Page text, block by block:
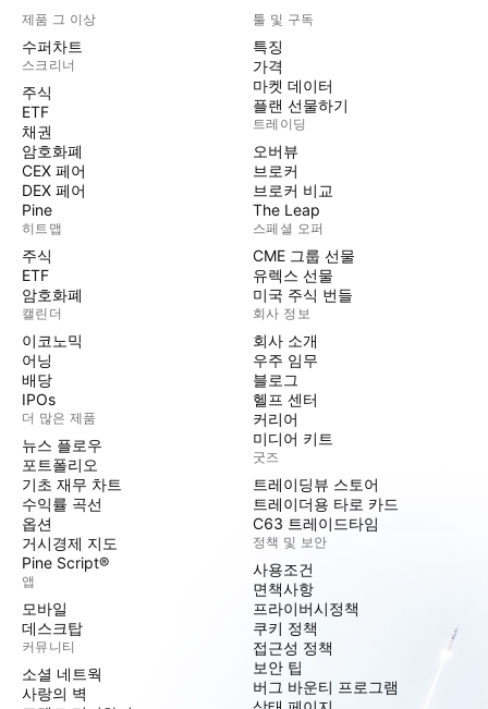
제품 그 이상
수퍼차트
스크리너
주식
ETF
채권
암호화폐
CEX 페어
DEX 페어
Pine
히트맵
주식
ETF
암호화폐
캘린더
이코노믹
어닝
배당
IPOs
더 많은 제품
뉴스 플로우
포트폴리오
기초 재무 차트
수익률 곡선
옵션
거시경제 지도
Pine Script®
앱
모바일
데스크탑
커뮤니티
소셜 네트웍
사랑의 벽
툴 및 구독
특징
가격
마켓 데이터
플랜 선물하기
트레이딩
오버뷰
브로커
브로커 비교
The Leap
스페셜 오퍼
CME 그룹 선물
유렉스 선물
미국 주식 번들
회사 정보
회사 소개
우주 임무
블로그
헬프 센터
커리어
미디어 키트
굿즈
트레이딩뷰 스토어
트레이더용 타로 카드
C63 트레이드타임
정책 및 보안
사용조건
면책사항
프라이버시정책
쿠키 정책
접근성 정책
보안 팁
버그 바운티 프로그램